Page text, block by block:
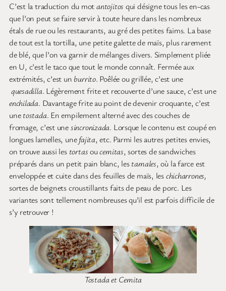
C’est la traduction du motantojitos qui désigne tous les en-cas
que l’on peut se faire servir à toute heure dans les nombreux
étals de rue ou les restaurants, au gré des petites faims. La base
de tout est la tortilla, une petite galette de maïs, plus rarement
de blé, que l’on va garnir de mélanges divers. Simplement pliée
en U, c’est le taco que tout le monde connaît. Fermée aux
extrémités, c’est un burrito. Poêlée ou grillée, c’est une
quesadilla. Légèrement frite et recouverte d’une sauce, c’est une
enchilada. Davantage frite au point de devenir croquante, c’est
unetostada. En empilement alterné avec des couches de
fromage, c’est unesincronizada. Lorsque le contenu est coupé en
longues lamelles, unefajita, etc. Parmi les autres petites envies,
on trouve aussi les tortasoucemitas, sortes de sandwiches
préparés dans un petit pain blanc, lestamales, où la farce est
enveloppée et cuite dans des feuilles de maïs, leschicharrones,
sortes de beignets croustillants faits de peau de porc. Les
variantes sont tellement nombreuses qu’il est parfois difficile de
s’y retrouver !
Tostada et Cemita